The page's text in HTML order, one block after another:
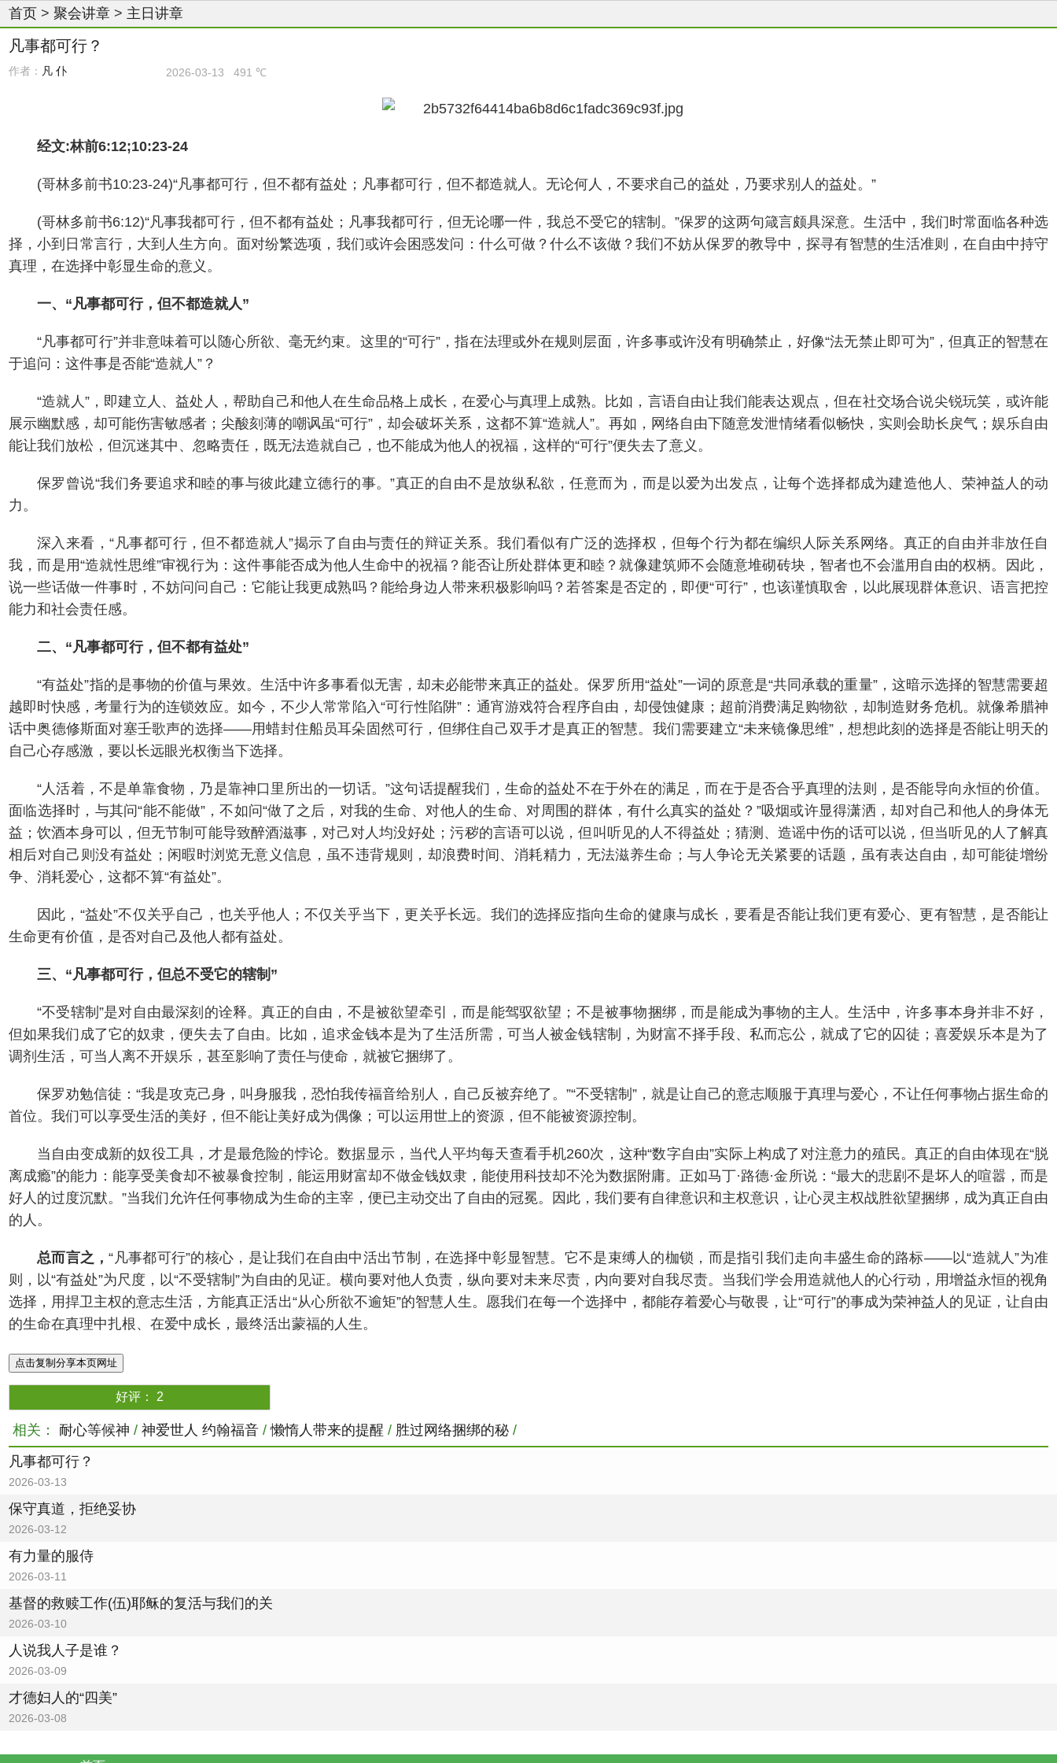
首页 > 聚会讲章 > 主日讲章
凡事都可行？
作者： 凡 仆 2026-03-13 491 ℃
经文:林前6:12;10:23-24
(哥林多前书10:23-24)“凡事都可行，但不都有益处；凡事都可行，但不都造就人。无论何人，不要求自己的益处，乃要求别人的益处。”
(哥林多前书6:12)“凡事我都可行，但不都有益处；凡事我都可行，但无论哪一件，我总不受它的辖制。”保罗的这两句箴言颇具深意。生活中，我们时常面临各种选
择，小到日常言行，大到人生方向。面对纷繁选项，我们或许会困惑发问：什么可做？什么不该做？我们不妨从保罗的教导中，探寻有智慧的生活准则，在自由中持守
真理，在选择中彰显生命的意义。
一、“凡事都可行，但不都造就人”
“凡事都可行”并非意味着可以随心所欲、毫无约束。这里的“可行”，指在法理或外在规则层面，许多事或许没有明确禁止，好像“法无禁止即可为”，但真正的智慧在
于追问：这件事是否能“造就人”？
“造就人”，即建立人、益处人，帮助自己和他人在生命品格上成长，在爱心与真理上成熟。比如，言语自由让我们能表达观点，但在社交场合说尖锐玩笑，或许能
展示幽默感，却可能伤害敏感者；尖酸刻薄的嘲讽虽“可行”，却会破坏关系，这都不算“造就人”。再如，网络自由下随意发泄情绪看似畅快，实则会助长戾气；娱乐自由
能让我们放松，但沉迷其中、忽略责任，既无法造就自己，也不能成为他人的祝福，这样的“可行”便失去了意义。
保罗曾说“我们务要追求和睦的事与彼此建立德行的事。”真正的自由不是放纵私欲，任意而为，而是以爱为出发点，让每个选择都成为建造他人、荣神益人的动
力。
深入来看，“凡事都可行，但不都造就人”揭示了自由与责任的辩证关系。我们看似有广泛的选择权，但每个行为都在编织人际关系网络。真正的自由并非放任自
我，而是用“造就性思维”审视行为：这件事能否成为他人生命中的祝福？能否让所处群体更和睦？就像建筑师不会随意堆砌砖块，智者也不会滥用自由的权柄。因此，
说一些话做一件事时，不妨问问自己：它能让我更成熟吗？能给身边人带来积极影响吗？若答案是否定的，即便“可行”，也该谨慎取舍，以此展现群体意识、语言把控
能力和社会责任感。
二、“凡事都可行，但不都有益处”
“有益处”指的是事物的价值与果效。生活中许多事看似无害，却未必能带来真正的益处。保罗所用“益处”一词的原意是“共同承载的重量”，这暗示选择的智慧需要超
越即时快感，考量行为的连锁效应。如今，不少人常常陷入“可行性陷阱”：通宵游戏符合程序自由，却侵蚀健康；超前消费满足购物欲，却制造财务危机。就像希腊神
话中奥德修斯面对塞壬歌声的选择——用蜡封住船员耳朵固然可行，但绑住自己双手才是真正的智慧。我们需要建立“未来镜像思维”，想想此刻的选择是否能让明天的
自己心存感激，要以长远眼光权衡当下选择。
“人活着，不是单靠食物，乃是靠神口里所出的一切话。”这句话提醒我们，生命的益处不在于外在的满足，而在于是否合乎真理的法则，是否能导向永恒的价值。
面临选择时，与其问“能不能做”，不如问“做了之后，对我的生命、对他人的生命、对周围的群体，有什么真实的益处？”吸烟或许显得潇洒，却对自己和他人的身体无
益；饮酒本身可以，但无节制可能导致醉酒滋事，对己对人均没好处；污秽的言语可以说，但叫听见的人不得益处；猜测、造谣中伤的话可以说，但当听见的人了解真
相后对自己则没有益处；闲暇时浏览无意义信息，虽不违背规则，却浪费时间、消耗精力，无法滋养生命；与人争论无关紧要的话题，虽有表达自由，却可能徒增纷
争、消耗爱心，这都不算“有益处”。
因此，“益处”不仅关乎自己，也关乎他人；不仅关乎当下，更关乎长远。我们的选择应指向生命的健康与成长，要看是否能让我们更有爱心、更有智慧，是否能让
生命更有价值，是否对自己及他人都有益处。
三、“凡事都可行，但总不受它的辖制”
“不受辖制”是对自由最深刻的诠释。真正的自由，不是被欲望牵引，而是能驾驭欲望；不是被事物捆绑，而是能成为事物的主人。生活中，许多事本身并非不好，
但如果我们成了它的奴隶，便失去了自由。比如，追求金钱本是为了生活所需，可当人被金钱辖制，为财富不择手段、私而忘公，就成了它的囚徒；喜爱娱乐本是为了
调剂生活，可当人离不开娱乐，甚至影响了责任与使命，就被它捆绑了。
保罗劝勉信徒：“我是攻克己身，叫身服我，恐怕我传福音给别人，自己反被弃绝了。”“不受辖制”，就是让自己的意志顺服于真理与爱心，不让任何事物占据生命的
首位。我们可以享受生活的美好，但不能让美好成为偶像；可以运用世上的资源，但不能被资源控制。
当自由变成新的奴役工具，才是最危险的悖论。数据显示，当代人平均每天查看手机260次，这种“数字自由”实际上构成了对注意力的殖民。真正的自由体现在“脱
离成瘾”的能力：能享受美食却不被暴食控制，能运用财富却不做金钱奴隶，能使用科技却不沦为数据附庸。正如马丁·路德·金所说：“最大的悲剧不是坏人的喧嚣，而是
好人的过度沉默。”当我们允许任何事物成为生命的主宰，便已主动交出了自由的冠冕。因此，我们要有自律意识和主权意识，让心灵主权战胜欲望捆绑，成为真正自由
的人。
总而言之，“凡事都可行”的核心，是让我们在自由中活出节制，在选择中彰显智慧。它不是束缚人的枷锁，而是指引我们走向丰盛生命的路标——以“造就人”为准
则，以“有益处”为尺度，以“不受辖制”为自由的见证。横向要对他人负责，纵向要对未来尽责，内向要对自我尽责。当我们学会用造就他人的心行动，用增益永恒的视角
选择，用捍卫主权的意志生活，方能真正活出“从心所欲不逾矩”的智慧人生。愿我们在每一个选择中，都能存着爱心与敬畏，让“可行”的事成为荣神益人的见证，让自由
的生命在真理中扎根、在爱中成长，最终活出蒙福的人生。
点击复制分享本页网址
好评： 2
相关： 耐心等候神 / 神爱世人 约翰福音 /懒惰人带来的提醒 / 胜过网络捆绑的秘 /
凡事都可行？
2026-03-13
保守真道，拒绝妥协
2026-03-12
有力量的服侍
2026-03-11
基督的救赎工作(伍)耶稣的复活与我们的关
2026-03-10
人说我人子是谁？
2026-03-09
才德妇人的“四美”
2026-03-08